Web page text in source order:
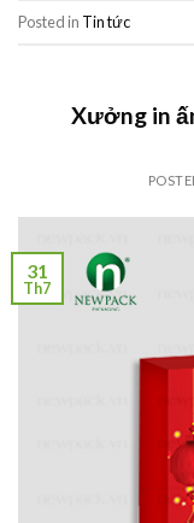
Posted in Tin tức
Xưởng in
31
Th7